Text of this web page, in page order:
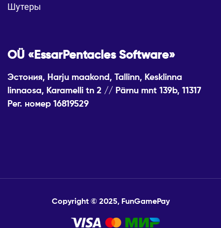
Шутеры
OÜ «EssarPentacles Software»
Эстония, Harju maakond, Tallinn, Kesklinna
linnaosa, Karamelli tn 2 // Pärnu mnt 139b, 11317
Рег. номер 16819529
Copyright © 2025, FunGamePay